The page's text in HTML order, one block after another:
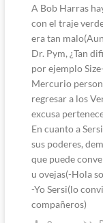
A Bob Harras
con el traje
era tan
Dr. Pym, ¿Tan
por ejemplo
Mercurio
regresar a los
excusa
En cuanto a
sus poderes,
que puede
u ovejas(-Hola
-Yo Sersi(lo
compañeros)